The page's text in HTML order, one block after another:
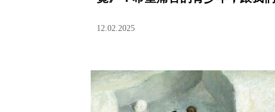
12.02.2025